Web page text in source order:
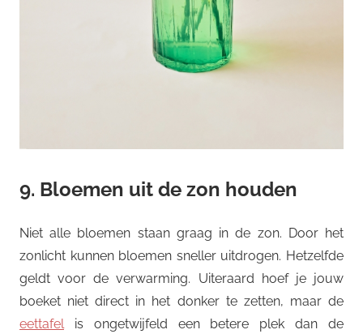
9. Bloemen uit de zon houden
Niet alle bloemen staan graag in de zon. Door het
zonlicht kunnen bloemen sneller uitdrogen. Hetzelfde
geldt voor de verwarming. Uiteraard hoef je jouw
boeket niet direct in het donker te zetten, maar de
eettafelis ongetwijfeld een betere plek dan de